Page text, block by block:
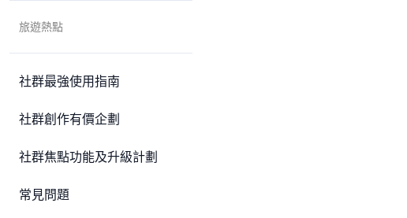
旅遊熱點
社群最強使用指南
社群創作有價企劃
社群焦點功能及升級計劃
常見問題